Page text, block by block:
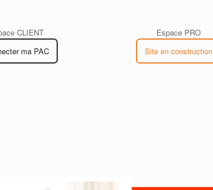
CLIENT
ma PAC
Espace PRO
Site en construction